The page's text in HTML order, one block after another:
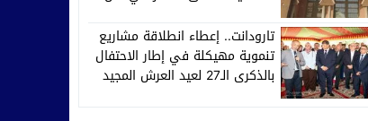
تارودانت.. إعطاء انطلاقة مشاريع
تنموية مهيكلة في إطار الاحتفال
بالذكرى الـ27 لعيد العرش المجيد